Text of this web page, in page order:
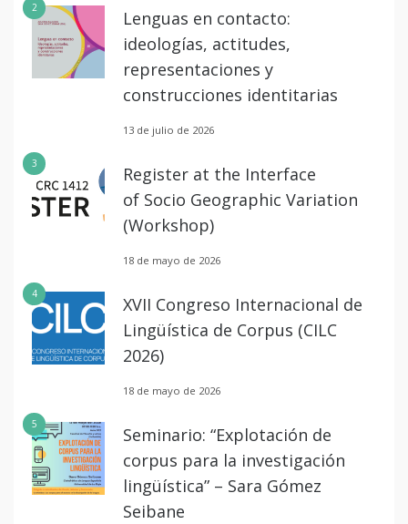
2
Lenguas en contacto:
ideologías, actitudes,
representaciones y
construcciones identitarias
13 de julio de 2026
3
Register at the Interface
of Socio Geographic Variation
(Workshop)
18 de mayo de 2026
4
XVII Congreso Internacional de
Lingüística de Corpus (CILC
2026)
18 de mayo de 2026
5
Seminario: “Explotación de
corpus para la investigación
lingüística” – Sara Gómez
Seibane